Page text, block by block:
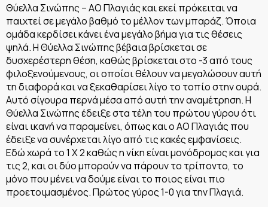
Θύελλα Σινώπης – ΑΟ Πλαγιάς και εκεί πρόκειται να
παιχτεί σε μεγάλο βαθμό το μέλλον των μπαράζ. Όποια
ομάδα κερδίσει κάνει ένα μεγάλο βήμα για τις θέσεις
ψηλά. Η Θύελλα Σινώπης βέβαια βρίσκεται σε
δυσχερέστερη θέση, καθώς βρίσκεται στο -3 από τους
φιλοξενούμενους, οι οποίοι θέλουν να μεγαλώσουν αυτή
τη διαφορά και να ξεκαθαρίσει λίγο το τοπίο στην ουρά.
Αυτό σίγουρα περνά μέσα από αυτή την αναμέτρηση. Η
Θύελλα Σινώπης έδειξε στα τέλη του πρώτου γύρου ότι
είναι ικανή να παραμείνει, όπως και ο ΑΟ Πλαγιάς που
έδειξε να συνέρχεται λίγο από τις κακές εμφανίσεις.
Εδώ χωρά το 1 Χ 2 καθώς η νίκη είναι μονόδρομος και για
τις 2, και οι δύο μπορούν να πάρουν το τρίποντο, το
μόνο που μένει να δούμε είναι το ποιος είναι πιο
προετοιμασμένος. Πρώτος γύρος 1-0 για την Πλαγιά.